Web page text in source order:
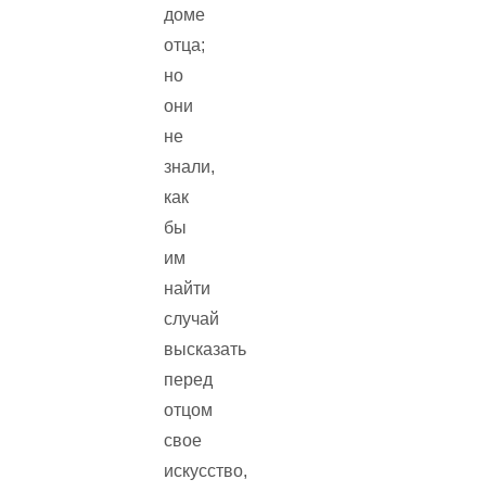
доме
отца;
но
они
не
знали,
как
бы
им
найти
случай
высказать
перед
отцом
свое
искусство,